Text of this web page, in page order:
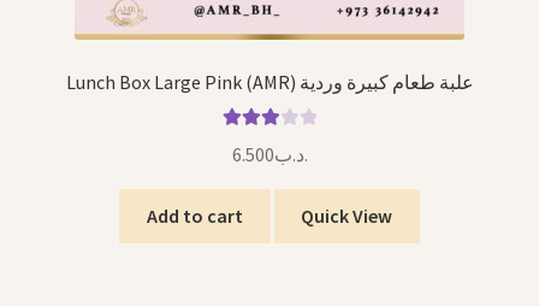
Lunch Box Large Pink (AMR) علبة طعام كبيرة وردية
.د.ب6.500
Add to cart Quick View